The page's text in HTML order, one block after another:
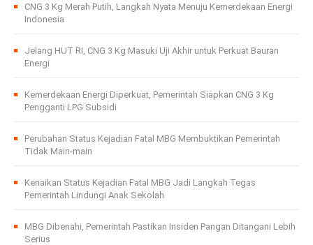
CNG 3 Kg Merah Putih, Langkah Nyata Menuju Kemerdekaan Energi
Indonesia
Jelang HUT RI, CNG 3 Kg Masuki Uji Akhir untuk Perkuat Bauran
Energi
Kemerdekaan Energi Diperkuat, Pemerintah Siapkan CNG 3 Kg
Pengganti LPG Subsidi
Perubahan Status Kejadian Fatal MBG Membuktikan Pemerintah
Tidak Main-main
Kenaikan Status Kejadian Fatal MBG Jadi Langkah Tegas
Pemerintah Lindungi Anak Sekolah
MBG Dibenahi, Pemerintah Pastikan Insiden Pangan Ditangani Lebih
Serius